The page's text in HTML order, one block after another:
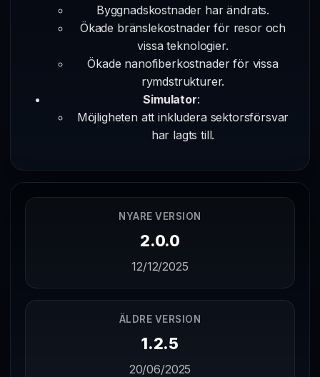
Byggnadskostnader har ändrats.
Ökade bränslekostnader för resor och
vissa teknologier.
Ökade nanofiberkostnader för vissa
rymdstrukturer.
Simulator:
Möjligheten att inkludera sektorsförsvar
har lagts till.
NYARE VERSION
2.0.0
12/12/2025
ÄLDRE VERSION
1.2.5
20/06/2025